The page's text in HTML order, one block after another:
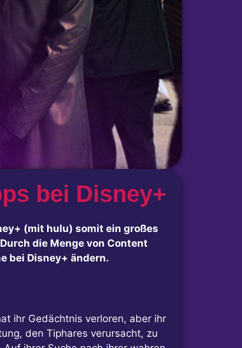
bei Disney+
(mit hulu) somit ein großes
die Menge von Content
bei Disney+ ändern.
ihr Gedächtnis verloren, aber ihr
den Tiphares verursacht, zu